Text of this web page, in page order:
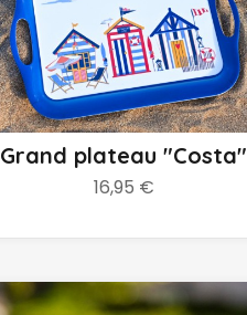
Ajouter au panier
Grand plateau "Costa"
16,95 €